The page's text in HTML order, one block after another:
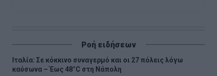
Ροή ειδήσεων
Ιταλία: Σε κόκκινο συναγερμό και οι 27 πόλεις λόγω
καύσωνα – Έως 48°C στη Νάπολη